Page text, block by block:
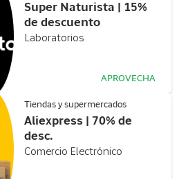
Super Naturista | 15%
de descuento
Laboratorios
APROVECHA
Tiendas y supermercados
Aliexpress | 70% de
desc.
Comercio Electrónico